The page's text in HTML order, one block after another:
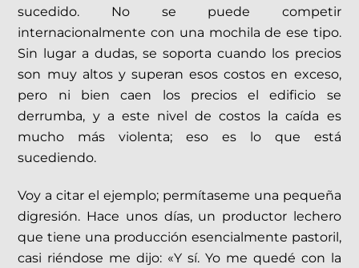
sucedido. No se puede competir
internacionalmente con una mochila de ese tipo.
Sin lugar a dudas, se soporta cuando los precios
son muy altos y superan esos costos en exceso,
pero ni bien caen los precios el edificio se
derrumba, y a este nivel de costos la caída es
mucho más violenta; eso es lo que está
sucediendo.
Voy a citar el ejemplo; permítaseme una pequeña
digresión. Hace unos días, un productor lechero
que tiene una producción esencialmente pastoril,
casi riéndose me dijo: «Y sí. Yo me quedé con la